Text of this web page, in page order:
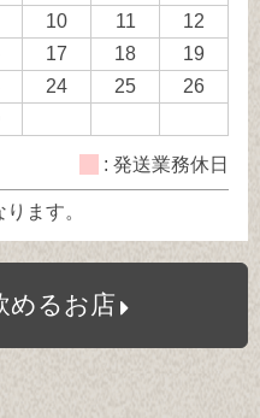
10 11
12
17 18
19
24 25
26
: 発送業務休日
ます。
めるお店